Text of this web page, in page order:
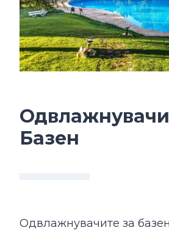
Базен
Одвлажнувачите за